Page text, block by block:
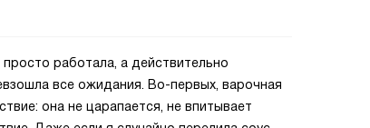
работала, а действительно
все ожидания. Во-первых, варочная
она не царапается, не впитывает